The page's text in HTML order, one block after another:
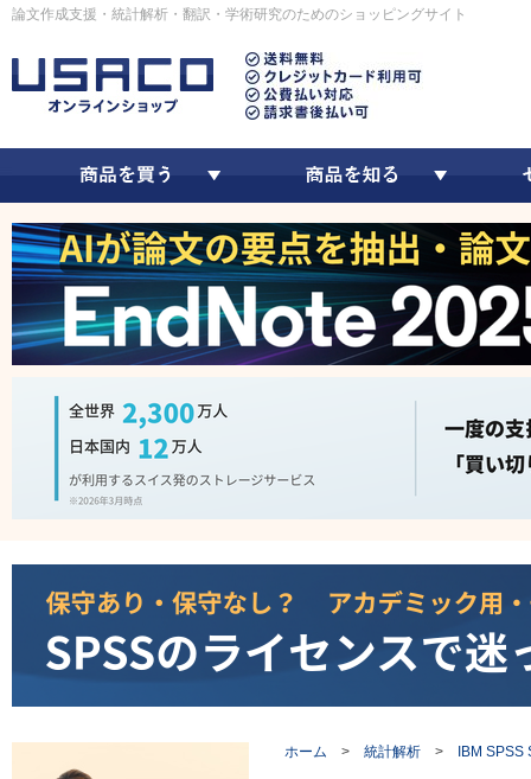
論文作成支援・統計解析・翻訳・学術研究のためのショッピングサイト
ホーム > 統計解析 > IBM SPSS